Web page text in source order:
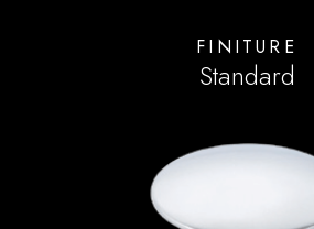
FINITURE
Standard